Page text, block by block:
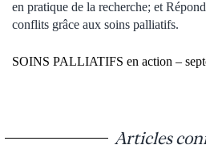
en pratique de la recherche; et
conflits grâce aux soins palliatifs.
SOINS PALLIATIFS en action –
Articles